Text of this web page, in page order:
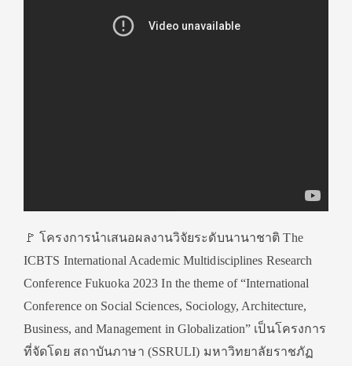
🚩 โครงการนำเสนอผลงานวิจัยระดับนานาชาติ The
ICBTS International Academic Multidisciplines Research
Conference Fukuoka 2023 In the theme of “International
Conference on Social Sciences, Sociology, Architecture,
Business, and Management in Globalization” เป็นโครงการ
ที่จัดโดย สถาบันภาษา (SSRULI) มหาวิทยาลัยราชภัฏ